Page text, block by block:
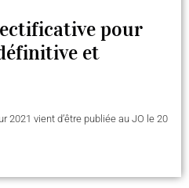
pour
et
2021 vient d’être publiée au JO le 20